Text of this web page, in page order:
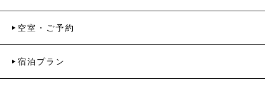
空室・ご予約
宿泊プラン